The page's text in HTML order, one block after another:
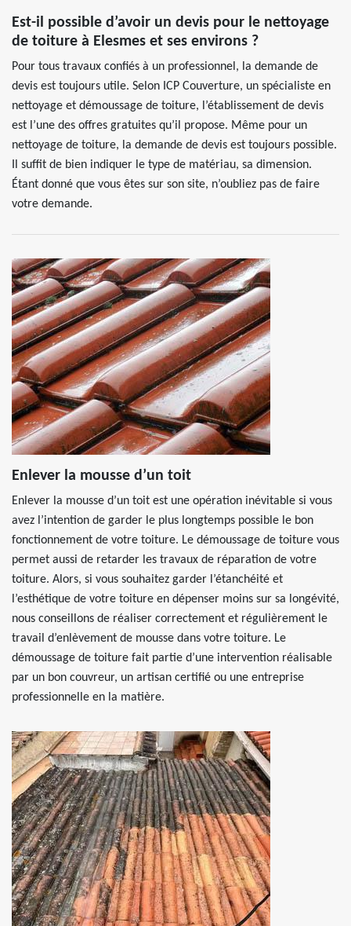
Est-il possible d’avoir un devis pour le nettoyage
de toiture à Elesmes et ses environs ?
Pour tous travaux confiés à un professionnel, la demande de
devis est toujours utile. Selon ICP Couverture, un spécialiste en
nettoyage et démoussage de toiture, l’établissement de devis
est l’une des offres gratuites qu’il propose. Même pour un
nettoyage de toiture, la demande de devis est toujours possible.
Il suffit de bien indiquer le type de matériau, sa dimension.
Étant donné que vous êtes sur son site, n’oubliez pas de faire
votre demande.
Enlever la mousse d’un toit
Enlever la mousse d’un toit est une opération inévitable si vous
avez l’intention de garder le plus longtemps possible le bon
fonctionnement de votre toiture. Le démoussage de toiture vous
permet aussi de retarder les travaux de réparation de votre
toiture. Alors, si vous souhaitez garder l’étanchéité et
l’esthétique de votre toiture en dépenser moins sur sa longévité,
nous conseillons de réaliser correctement et régulièrement le
travail d’enlèvement de mousse dans votre toiture. Le
démoussage de toiture fait partie d’une intervention réalisable
par un bon couvreur, un artisan certifié ou une entreprise
professionnelle en la matière.